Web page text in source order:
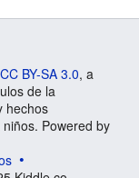
CC BY-SA 3.0, a
de la
hechos
Powered by